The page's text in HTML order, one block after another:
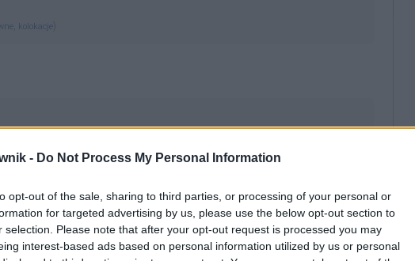
- Do Not Process My Personal Information
opt-out of the sale, sharing to third parties, or processing of your personal or
for targeted advertising by us, please use the below opt-out section to
selection. Please note that after your opt-out request is processed you may
interest-based ads based on personal information utilized by us or personal
kolokacje